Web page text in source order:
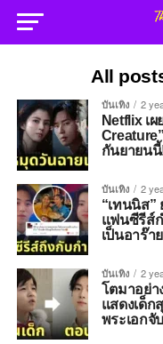
All
บันเทิง 2
Netflix เ
กันยายนนี้
บันเทิง 2
“เทนนิส”
แฟนซีรีส์
เป็นอาร๊า
บันเทิง 2
โตมาอย่
แสดงเด็
พระเอกจั